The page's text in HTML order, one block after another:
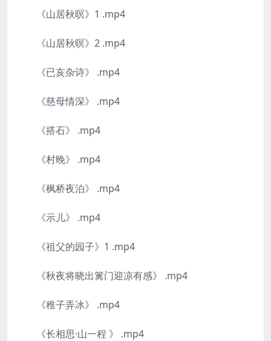
《山居秋暝》1 .mp4
《山居秋暝》2 .mp4
《已亥杂诗》 .mp4
《慈母情深》 .mp4
《搭石》 .mp4
《村晚》 .mp4
《枫桥夜泊》 .mp4
《示儿》 .mp4
《祖父的园子》1 .mp4
《秋夜将晓出篱门迎凉有感》 .mp4
《稚子弄冰》 .mp4
《长相思·山一程 》 .mp4